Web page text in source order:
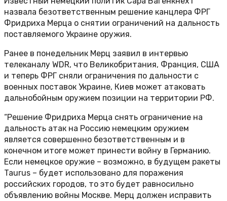
назвала безответственным решение канцлера ФРГ
Фридриха Мерца о снятии ограничений на дальность
поставляемого Украине оружия.
Ранее в понедельник Мерц заявил в интервью
телеканалу WDR, что Великобритания, Франция, США
и теперь ФРГ сняли ограничения по дальности с
военных поставок Украине, Киев может атаковать
дальнобойным оружием позиции на территории РФ.
“Решение Фридриха Мерца снять ограничение на
дальность атак на Россию немецким оружием
является совершенно безответственным и в
конечном итоге может принести войну в Германию.
Если немецкое оружие – возможно, в будущем ракеты
Taurus – будет использовано для поражения
российских городов, то это будет равносильно
объявлению войны Москве. Мерц должен исправить